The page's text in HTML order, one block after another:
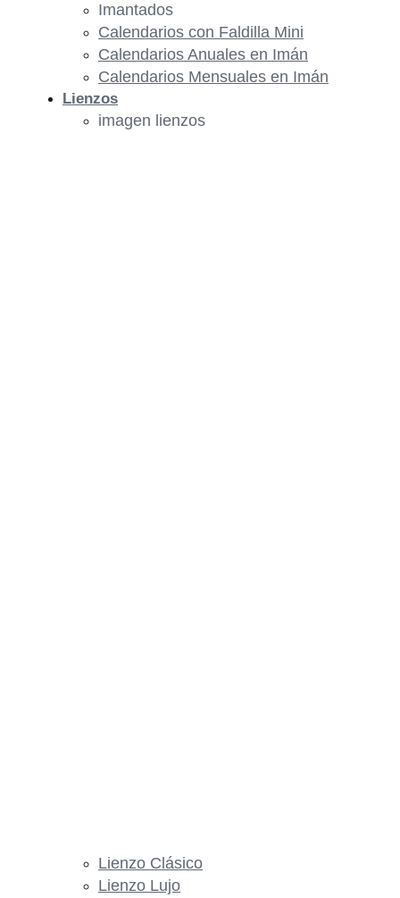
Imantados
Calendarios con Faldilla Mini
Calendarios Anuales en Imán
Calendarios Mensuales en Imán
Lienzos
imagen lienzos
Lienzo Clásico
Lienzo Lujo